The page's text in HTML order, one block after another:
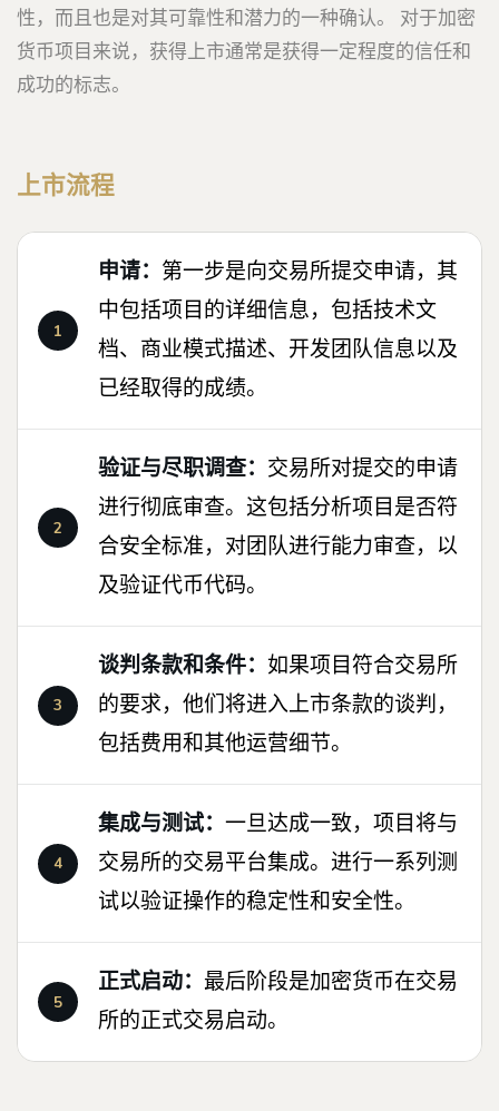
性，而且也是对其可靠性和潜力的一种确认。 对于加密
货币项目来说，获得上市通常是获得一定程度的信任和
成功的标志。
上市流程
申请： 第一步是向交易所提交申请，其
中包括项目的详细信息，包括技术文
档、商业模式描述、开发团队信息以及
已经取得的成绩。
验证与尽职调查： 交易所对提交的申请
进行彻底审查。这包括分析项目是否符
合安全标准，对团队进行能力审查，以
及验证代币代码。
谈判条款和条件： 如果项目符合交易所
的要求，他们将进入上市条款的谈判，
包括费用和其他运营细节。
集成与测试： 一旦达成一致，项目将与
交易所的交易平台集成。进行一系列测
试以验证操作的稳定性和安全性。
正式启动： 最后阶段是加密货币在交易
所的正式交易启动。